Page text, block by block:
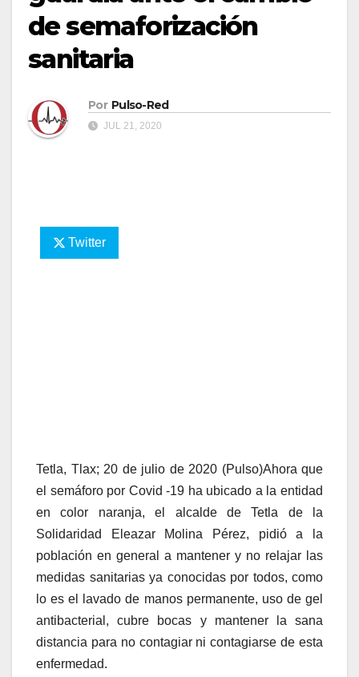
de semaforización
sanitaria
Por Pulso-Red
JUL 21, 2020
Twitter
Tetla, Tlax; 20 de julio de 2020 (Pulso)Ahora que
el semáforo por Covid -19 ha ubicado a la entidad
en color naranja, el alcalde de Tetla de la
Solidaridad Eleazar Molina Pérez, pidió a la
población en general a mantener y no relajar las
medidas sanitarias ya conocidas por todos, como
lo es el lavado de manos permanente, uso de gel
antibacterial, cubre bocas y mantener la sana
distancia para no contagiar ni contagiarse de esta
enfermedad.